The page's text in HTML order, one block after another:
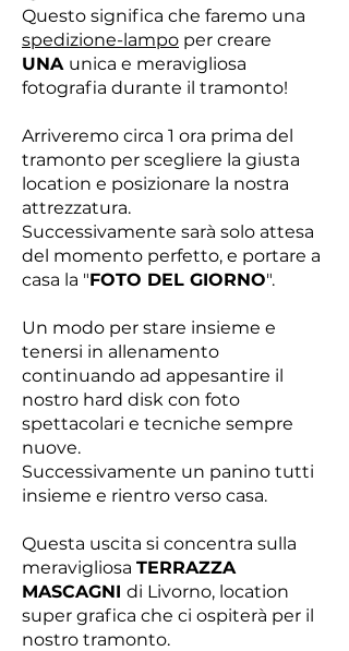
Questo significa che faremo una
spedizione-lampo per creare
UNA unica e meravigliosa
fotografia durante il tramonto!
Arriveremo circa 1 ora prima del
tramonto per scegliere la giusta
location e posizionare la nostra
attrezzatura.
Successivamente sarà solo attesa
del momento perfetto, e portare a
casa la "FOTO DEL GIORNO".
Un modo per stare insieme e
tenersi in allenamento
continuando ad appesantire il
nostro hard disk con foto
spettacolari e tecniche sempre
nuove.
Successivamente un panino tutti
insieme e rientro verso casa.
Questa uscita si concentra sulla
meravigliosa TERRAZZA
MASCAGNI di Livorno, location
super grafica che ci ospiterà per il
nostro tramonto.